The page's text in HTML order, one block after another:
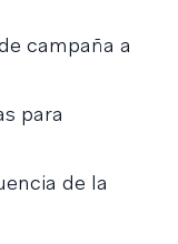
campaña a
para
de la